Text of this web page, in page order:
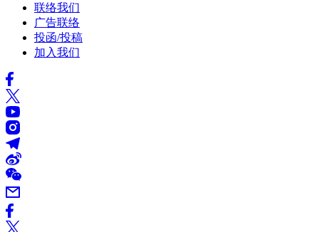
联络我们
广告联络
投函/投稿
加入我们